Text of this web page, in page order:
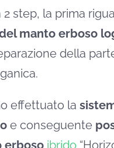
2 step, la prima
manto erboso
della
effettuato la
e conseguente
erboso ibrido